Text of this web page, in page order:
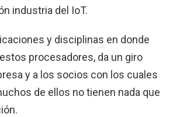
industria del IoT.
y disciplinas en donde
procesadores, da un giro
y a los socios con los cuales
de ellos no tienen nada que